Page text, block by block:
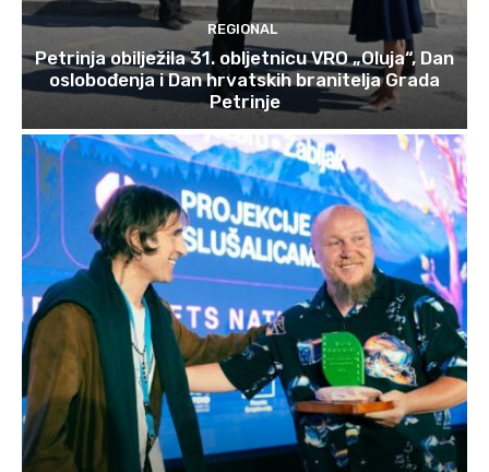
REGIONAL
Petrinja obilježila 31. obljetnicu VRO „Oluja“, Dan
oslobođenja i Dan hrvatskih branitelja Grada
Petrinje